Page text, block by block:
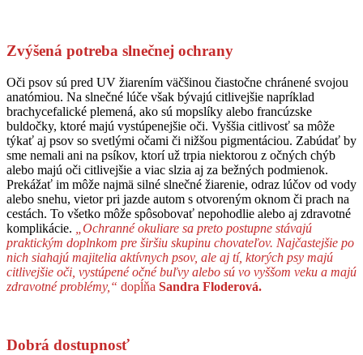
Zvýšená potreba slnečnej ochrany
Oči psov sú pred UV žiarením väčšinou čiastočne chránené svojou
anatómiou. Na slnečné lúče však bývajú citlivejšie napríklad
brachycefalické plemená, ako sú mopslíky alebo francúzske
buldočky, ktoré majú vystúpenejšie oči. Vyššia citlivosť sa môže
týkať aj psov so svetlými očami či nižšou pigmentáciou. Zabúdať by
sme nemali ani na psíkov, ktorí už trpia niektorou z očných chýb
alebo majú oči citlivejšie a viac slzia aj za bežných podmienok.
Prekážať im môže najmä silné slnečné žiarenie, odraz lúčov od vody
alebo snehu, vietor pri jazde autom s otvoreným oknom či prach na
cestách. To všetko môže spôsobovať nepohodlie alebo aj zdravotné
komplikácie.
„Ochranné okuliare sa preto postupne stávajú
praktickým doplnkom pre širšiu skupinu chovateľov. Najčastejšie po
nich siahajú majitelia aktívnych psov, ale aj tí, ktorých psy majú
citlivejšie oči, vystúpené očné buľvy alebo sú vo vyššom veku a majú
zdravotné problémy,“ dopĺňa Sandra Floderová.
Dobrá dostupnosť